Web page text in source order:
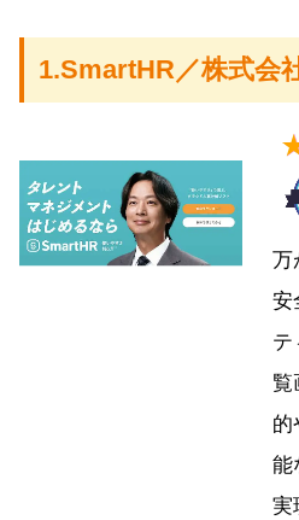
1.SmartHR／株式会
万
安
テ
覧
的
能
実